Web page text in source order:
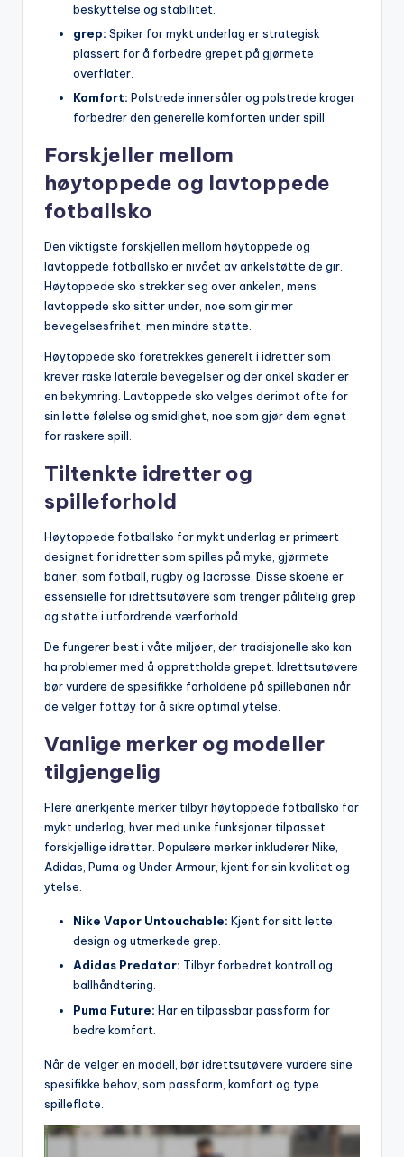
beskyttelse og stabilitet.
grep: Spiker for mykt underlag er strategisk
plassert for å forbedre grepet på gjørmete
overflater.
Komfort: Polstrede innersåler og polstrede krager
forbedrer den generelle komforten under spill.
Forskjeller mellom
høytoppede og lavtoppede
fotballsko
Den viktigste forskjellen mellom høytoppede og
lavtoppede fotballsko er nivået av ankelstøtte de gir.
Høytoppede sko strekker seg over ankelen, mens
lavtoppede sko sitter under, noe som gir mer
bevegelsesfrihet, men mindre støtte.
Høytoppede sko foretrekkes generelt i idretter som
krever raske laterale bevegelser og der ankel skader er
en bekymring. Lavtoppede sko velges derimot ofte for
sin lette følelse og smidighet, noe som gjør dem egnet
for raskere spill.
Tiltenkte idretter og
spilleforhold
Høytoppede fotballsko for mykt underlag er primært
designet for idretter som spilles på myke, gjørmete
baner, som fotball, rugby og lacrosse. Disse skoene er
essensielle for idrettsutøvere som trenger pålitelig grep
og støtte i utfordrende værforhold.
De fungerer best i våte miljøer, der tradisjonelle sko kan
ha problemer med å opprettholde grepet. Idrettsutøvere
bør vurdere de spesifikke forholdene på spillebanen når
de velger fottøy for å sikre optimal ytelse.
Vanlige merker og modeller
tilgjengelig
Flere anerkjente merker tilbyr høytoppede fotballsko for
mykt underlag, hver med unike funksjoner tilpasset
forskjellige idretter. Populære merker inkluderer Nike,
Adidas, Puma og Under Armour, kjent for sin kvalitet og
ytelse.
Nike Vapor Untouchable: Kjent for sitt lette
design og utmerkede grep.
Adidas Predator: Tilbyr forbedret kontroll og
ballhåndtering.
Puma Future: Har en tilpassbar passform for
bedre komfort.
Når de velger en modell, bør idrettsutøvere vurdere sine
spesifikke behov, som passform, komfort og type
spilleflate.